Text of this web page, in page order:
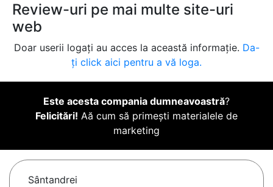
Review-uri pe mai multe site-uri
web
Doar userii logați au acces la această informație. Da-
ți click aici pentru a vă loga.
Este acesta compania dumneavoastră?
Felicitări! Aă cum să primești materialele de
marketing
Sântandrei